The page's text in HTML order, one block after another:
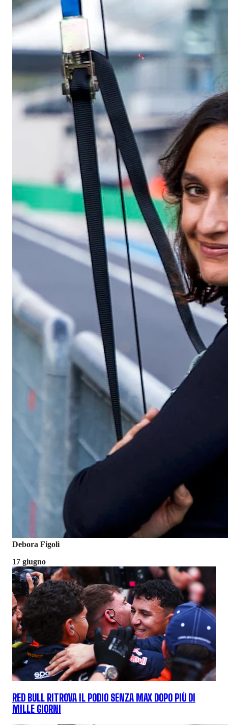
Debora Figoli
17 giugno
RED BULL RITROVA IL PODIO SENZA MAX DOPO PIÙ DI
MILLE GIORNI